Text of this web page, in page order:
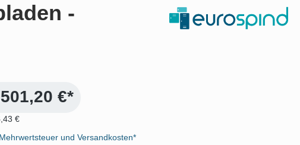
-
€*
€
und Versandkosten*